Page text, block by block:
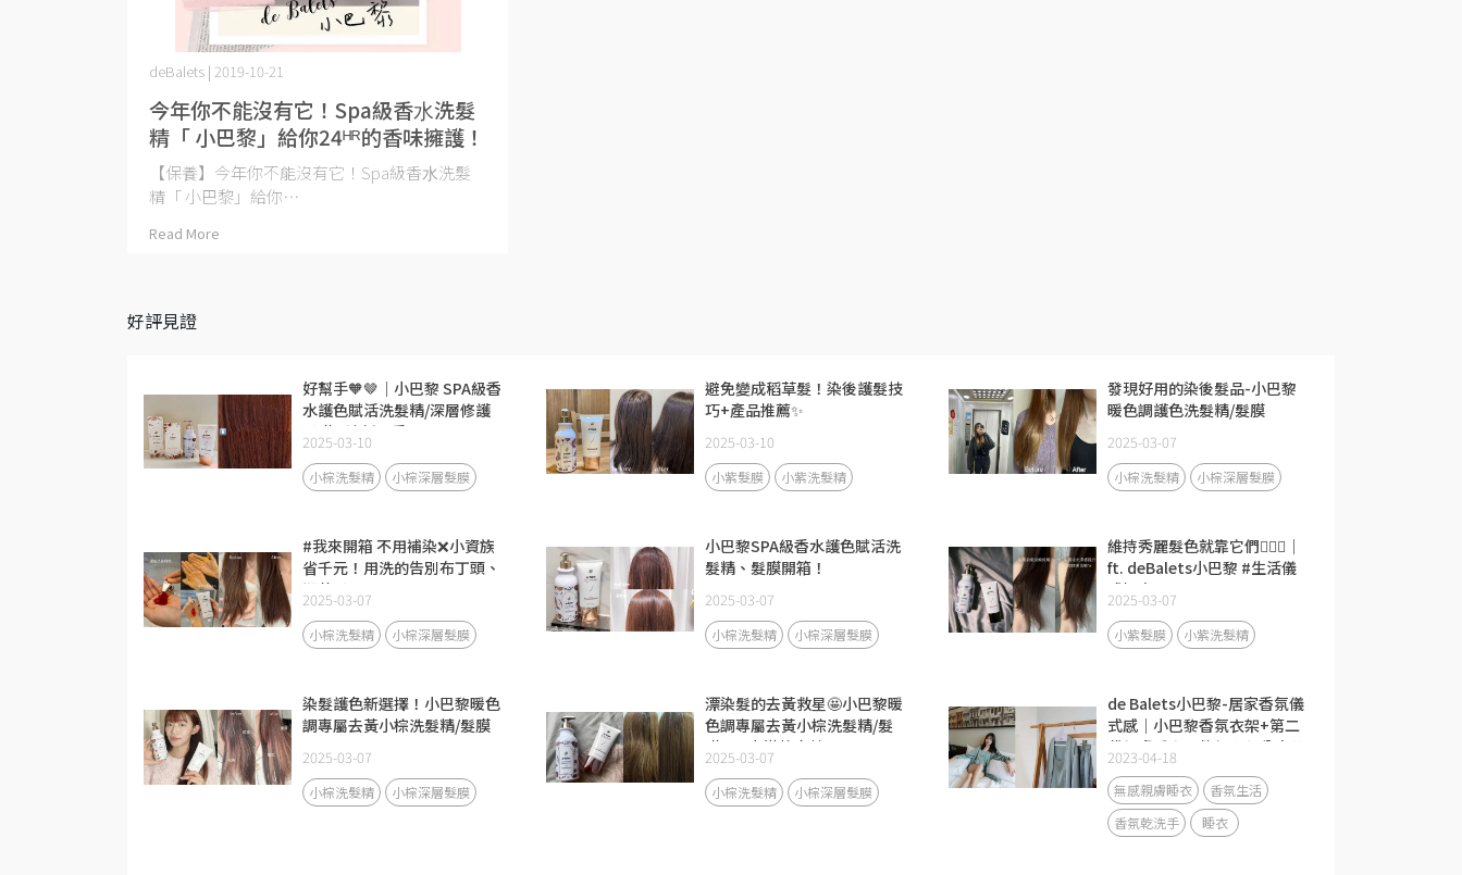
今年你不能沒有它！Spa級香⽔洗髮
精「 小巴黎」給你24ᴴᴿ的香味擁護！
deBalets | 2019-10-21
【保養】今年你不能沒有它！Spa級香⽔洗髮
精「 小巴黎」給你⋯
Read More
好評見證
好幫手🧡🤎｜小巴黎 SPA級香
水護色賦活洗髮精/深層修護
髮膜 #清新晨香
2025-03-10
小棕洗髮精 小棕深層髮膜
避免變成稻草髮！染後護髮技
巧+產品推薦✨
2025-03-10
小紫髮膜 小紫洗髮精
發現好用的染後髮品-小巴黎
暖色調護色洗髮精/髮膜
2025-03-07
小棕洗髮精 小棕深層髮膜
#我來開箱 不用補染❌小資族
省千元！用洗的告別布丁頭、
褪黃髮
2025-03-07
小棕洗髮精 小棕深層髮膜
小巴黎SPA級香水護色賦活洗
髮精、髮膜開箱！
2025-03-07
小棕洗髮精 小棕深層髮膜
維持秀麗髮色就靠它們🧚‍♀️✨｜
ft. deBalets小巴黎 #生活儀
式提案
2025-03-07
小紫髮膜 小紫洗髮精
染髮護色新選擇！小巴黎暖色
調專屬去黃小棕洗髮精/髮膜
2025-03-07
小棕洗髮精 小棕深層髮膜
漂染髮的去黃救星🤩小巴黎暖
色調專屬去黃小棕洗髮精/髮
膜 #電力滿格密技
2025-03-07
小棕洗髮精 小棕深層髮膜
de Balets小巴黎-居家香氛儀
式感｜小巴黎香氛衣架+第二
代親膚睡衣三件組心得分享♥
小巴黎睡衣三件組/睡衣推薦/
香氛睡衣
2023-04-18
無感親膚睡衣
香氛生活
香氛乾洗手
睡衣